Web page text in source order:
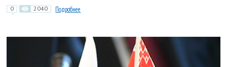
0 2040 Подробнее